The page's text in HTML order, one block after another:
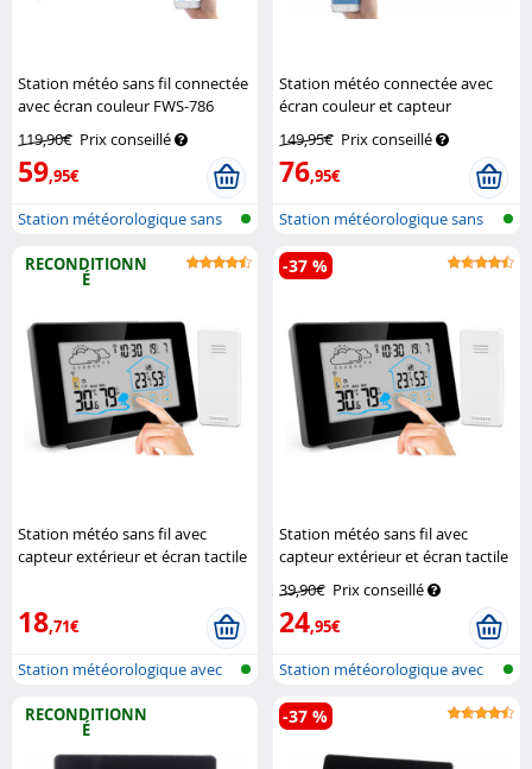
Station météo sans fil connectée
avec écran couleur FWS-786
119,90€ Prix conseillé
59,95€
Station météorologique sans
Station météo connectée avec
écran couleur et capteur
Infactory
149,95€ Prix conseillé
76,95€
Station météorologique sans
fil rés...
RECONDITIONN
É
Station météo sans fil avec
capteur extérieur et écran tactile
18,71€
Station météorologique avec
Station météo sans fil avec
capteur extérieur et écran tactile
Infactory
39,90€ Prix conseillé
24,95€
-37 %
Station météorologique avec
écran c...
RECONDITIONN
É
-37 %